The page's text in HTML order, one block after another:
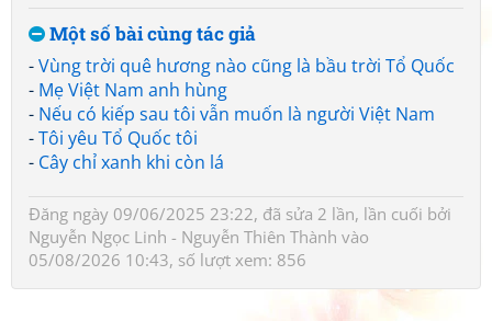
Một số bài cùng tác giả
-Vùng trời quê hương nào cũng là bầu trời Tổ Quốc
- Mẹ Việt Nam anh hùng
- Nếu có kiếp sau tôi vẫn muốn là người Việt Nam
-Tôi yêu Tổ Quốc tôi
- Cây chỉ xanh khi còn lá
Đăng ngày 09/06/2025 23:22, đã sửa 2 lần, lần cuối bởi
Nguyễn Ngọc Linh - Nguyễn Thiên Thành vào
05/08/2026 10:43, số lượt xem: 856